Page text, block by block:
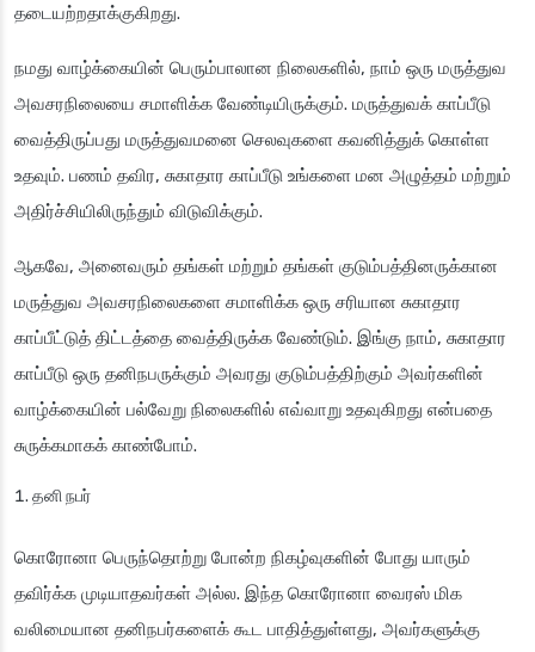
தடையற்றதாக்குகிறது.
நமது வாழ்க்கையின் பெரும்பாலான நிலைகளில், நாம் ஒரு மருத்துவ
அவசரநிலையை சமாளிக்க வேண்டியிருக்கும். மருத்துவக் காப்பீடு
வைத்திருப்பது மருத்துவமனை செலவுகளை கவனித்துக் கொள்ள
உதவும். பணம் தவிர, சுகாதார காப்பீடு உங்களை மன அழுத்தம் மற்றும்
அதிர்ச்சியிலிருந்தும் விடுவிக்கும்.
ஆகவே, அனைவரும் தங்கள் மற்றும் தங்கள் குடும்பத்தினருக்கான
மருத்துவ அவசரநிலைகளை சமாளிக்க ஒரு சரியான சுகாதார
காப்பீட்டுத் திட்டத்தை வைத்திருக்க வேண்டும். இங்கு நாம், சுகாதார
காப்பீடு ஒரு தனிநபருக்கும் அவரது குடும்பத்திற்கும் அவர்களின்
வாழ்க்கையின் பல்வேறு நிலைகளில் எவ்வாறு உதவுகிறது என்பதை
சுருக்கமாகக் காண்போம்.
தனி நபர்
கொரோனா பெருந்தொற்று போன்ற நிகழ்வுகளின் போது யாரும்
தவிர்க்க முடியாதவர்கள் அல்ல. இந்த கொரோனா வைரஸ் மிக
வலிமையான தனிநபர்களைக் கூட பாதித்துள்ளது, அவர்களுக்கு